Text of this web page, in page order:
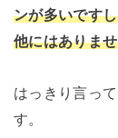
ンが多いです
他にはありま
はっきり言っ
す。